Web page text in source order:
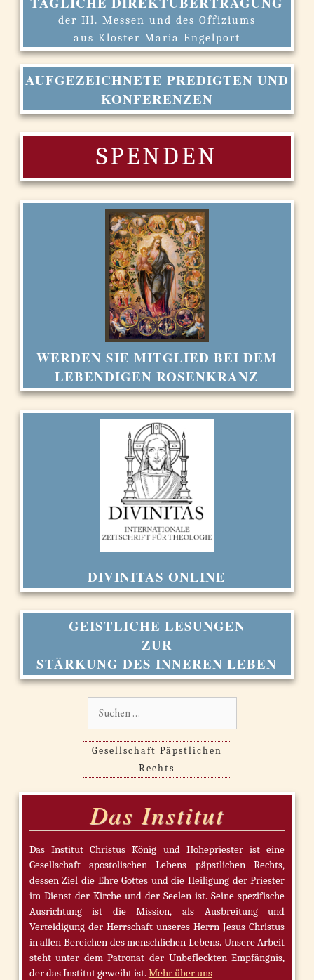
der Hl. Messen und des Offiziums
aus Kloster Maria Engelport
AUFGEZEICHNETE PREDIGTEN UND
KONFERENZEN
SPENDEN
WERDEN SIE MITGLIED BEI DEM
LEBENDIGEN ROSENKRANZ
DIVINITAS ONLINE
GEISTLICHE LESUNGEN
ZUR
STÄRKUNG DES INNEREN LEBEN
Gesellschaft Päpstlichen
Rechts
Das Institut
Das Institut Christus König und Hohepriester ist eine
Gesellschaft apostolischen Lebens päpstlichen Rechts,
dessen Ziel die Ehre Gottes und die Heiligung der Priester
im Dienst der Kirche und der Seelen ist. Seine spezifische
Ausrichtung ist die Mission, als Ausbreitung und
Verteidigung der Herrschaft unseres Herrn Jesus Christus
in allen Bereichen des menschlichen Lebens. Unsere Arbeit
steht unter dem Patronat der Unbefleckten Empfängnis,
der das Institut geweiht ist.Mehr über uns